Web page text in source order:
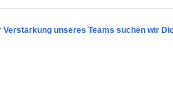
Verstärkung unseres Teams suchen wir